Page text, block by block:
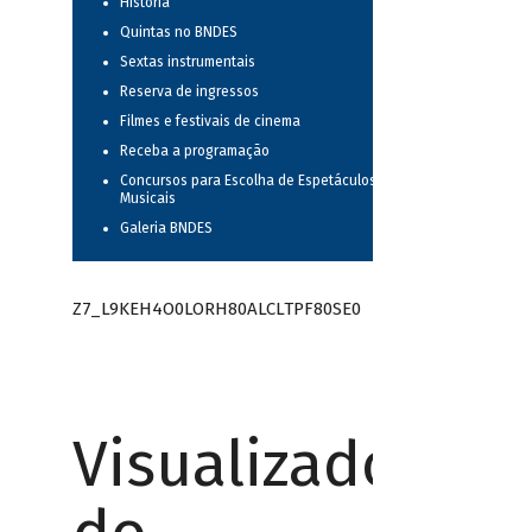
Quintas no BNDES
Sextas instrumentais
Reserva de ingressos
Filmes e festivais de cinema
Receba a programação
Concursos para Escolha de Espetáculos
Musicais
Galeria BNDES
Z7_L9KEH4O0LORH80ALCLTPF80SE0
Visualizador